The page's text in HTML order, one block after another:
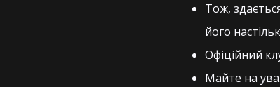
Тож,
його
Офіційний
Майте на